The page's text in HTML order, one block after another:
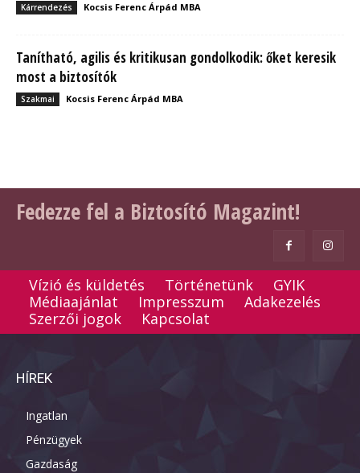
Kárrendezés Kocsis Ferenc Árpád MBA
Tanítható, agilis és kritikusan gondolkodik: őket keresik
most a biztosítók
Szakmai Kocsis Ferenc Árpád MBA
Fedezze fel a Biztosító Magazint!
Vízió és küldetés Történetünk
GYIK
Médiaajánlat
Impresszum
Adakezelés
Szerzői jogok
Kapcsolat
HÍREK
Ingatlan
Pénzügyek
Gazdaság